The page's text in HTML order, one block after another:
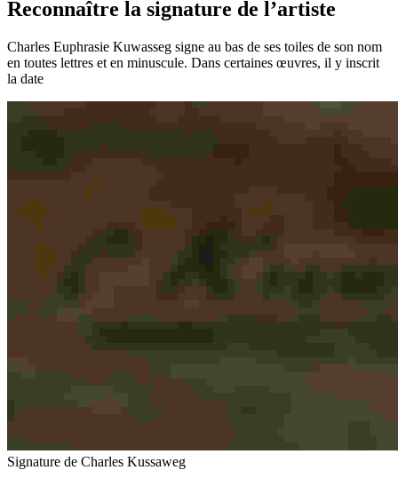
Reconnaître la signature de l’artiste
Charles Euphrasie Kuwasseg signe au bas de ses toiles de son nom
en toutes lettres et en minuscule. Dans certaines œuvres, il y inscrit
la date
Signature de Charles Kussaweg